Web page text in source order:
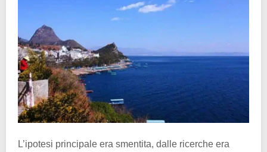
L’ipotesi principale era smentita, dalle ricerche era